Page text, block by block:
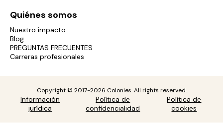
Quiénes somos
Nuestro impacto
Blog
PREGUNTAS FRECUENTES
Carreras profesionales
Copyright © 2017-2026 Colonies. All rights reserved.
Información
jurídica
Política de
confidencialidad
Política de
cookies